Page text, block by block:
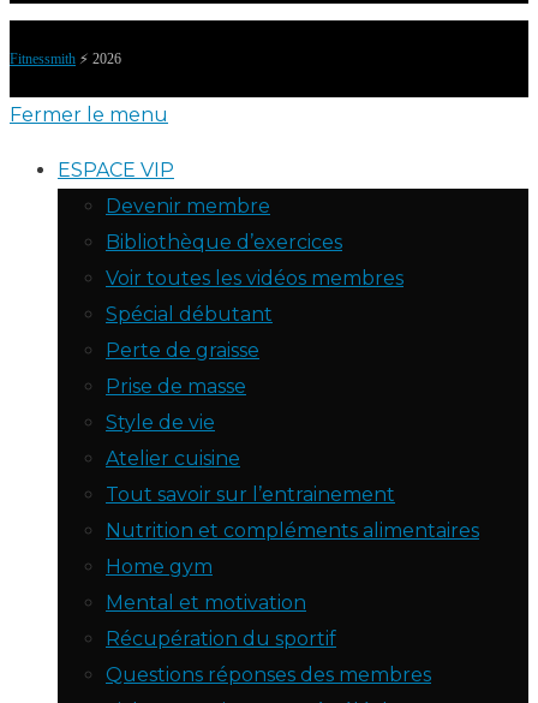
Fitnessmith ⚡️ 2026
Fermer le menu
ESPACE VIP
Devenir membre
Bibliothèque d’exercices
Voir toutes les vidéos membres
Spécial débutant
Perte de graisse
Prise de masse
Style de vie
Atelier cuisine
Tout savoir sur l’entrainement
Nutrition et compléments alimentaires
Home gym
Mental et motivation
Récupération du sportif
Questions réponses des membres